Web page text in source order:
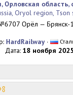
Орловская
Oryol region, Tson
Орёл — Брянск-
HardRailway ·
Дата: 18 ноября